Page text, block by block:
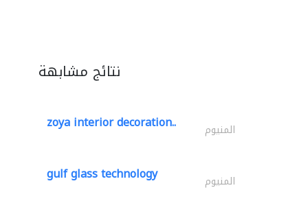
نتائج مشابهة
zoya interior decoration.. المنيوم
gulf glass technology المنيوم